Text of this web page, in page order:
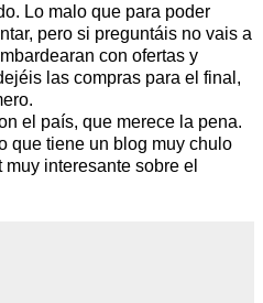
Lo malo que para poder
pero si preguntáis no vais a
con ofertas y
las compras para el final,
el país, que merece la pena.
que tiene un blog muy chulo
interesante sobre el